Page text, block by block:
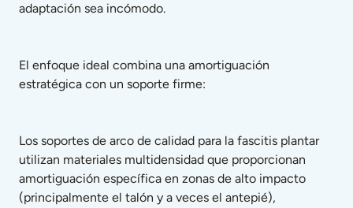
adaptación sea incómodo.
El enfoque ideal combina una amortiguación
estratégica con un soporte firme:
Los soportes de arco de calidad para la fascitis plantar
utilizan materiales multidensidad que proporcionan
amortiguación específica en zonas de alto impacto
(principalmente el talón y a veces el antepié),